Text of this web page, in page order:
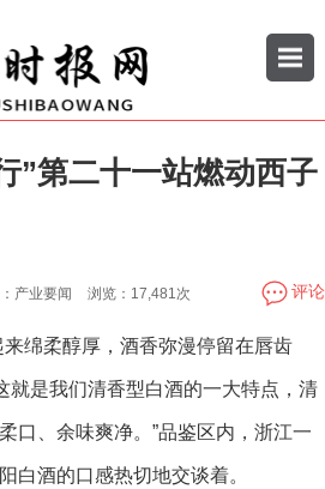
”第二十一站燃动西子
产业要闻 浏览： 17,481次 评论
来绵柔醇厚，酒香弥漫停留在唇齿
就是我们清香型白酒的一大特点，清
口、余味爽净。”品鉴区内，浙江一
白酒的口感热切地交谈着。